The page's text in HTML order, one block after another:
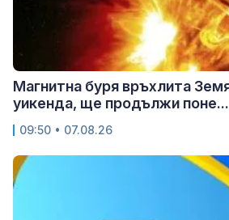
Магнитна буря връхлита
уикенда, ще продължи поне...
09:50 • 07.08.26